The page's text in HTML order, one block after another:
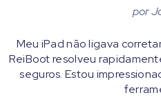
por
Meu iPad não ligava
ReiBoot resolveu
seguros. Estou